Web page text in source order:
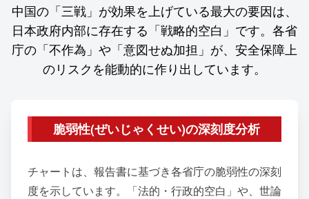
中国の「三戦」が効果を上げている最大の要因は、
日本政府内部に存在する「戦略的空白」です。各省
庁の「不作為」や「意図せぬ加担」が、安全保障上
のリスクを能動的に作り出しています。
脆弱性(ぜいじゃくせい)の深刻度分析
チャートは、報告書に基づき各省庁の脆弱性の深刻
度を示しています。「法的・行政的空白」や、世論